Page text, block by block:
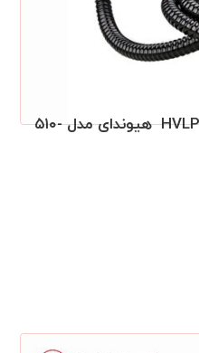
پیستوله رنگ پاش خرطومی HVLP ‏ هیوندای مدل ۵۱۰‎-